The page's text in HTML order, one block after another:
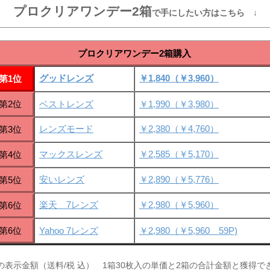
プロクリアワンデー2箱で手にしたい方はこちら ↓
プロクリアワンデー2箱購入
1位 グッドレンズ ￥1,840（￥3,960）
2位 ベストレンズ ￥1,990（￥3,980）
3位 レンズモード ￥2,380（￥4,760）
4位 マックスレンズ ￥2,585（￥5,170）
5位 安いレンズ ￥2,890（￥5,776）
6位 楽天 7レンズ ￥2,980（￥5,960）
6位 Yahoo 7レンズ ￥2,980（￥5,960 59P)
表示金額（送料/税 込） 1箱30枚入の単価と2箱の合計金額と獲得で